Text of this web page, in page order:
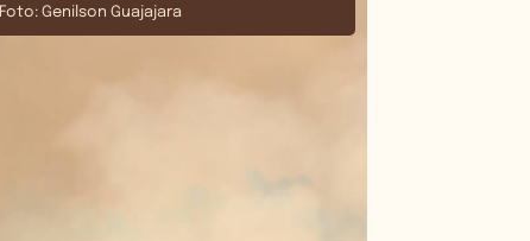
Foto: Genilson Guajajara